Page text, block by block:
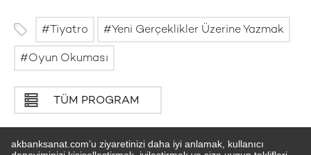
Tiyatro Yeni Gerçeklikler Üzerine Yazmak
Oyun Okuması
TÜM PROGRAM